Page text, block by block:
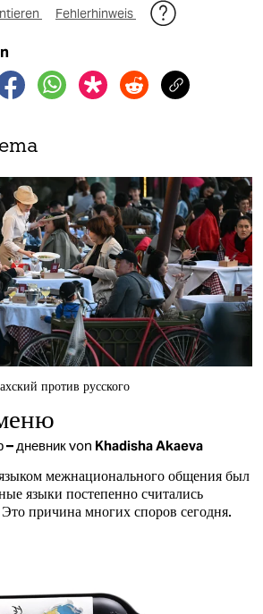
Fehlerhinweis
против русского
– дневникvon Khadisha Akaeva
межнационального общения был
языки постепенно считались
причина многих споров сегодня.